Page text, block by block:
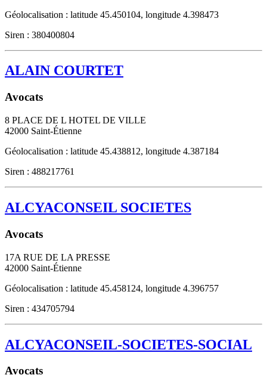
Géolocalisation : latitude 45.450104, longitude 4.398473
Siren : 380400804
ALAIN COURTET
Avocats
8 PLACE DE L HOTEL DE VILLE
42000 Saint-Étienne
Géolocalisation : latitude 45.438812, longitude 4.387184
Siren : 488217761
ALCYACONSEIL SOCIETES
Avocats
17A RUE DE LA PRESSE
42000 Saint-Étienne
Géolocalisation : latitude 45.458124, longitude 4.396757
Siren : 434705794
ALCYACONSEIL-SOCIETES-SOCIAL
Avocats